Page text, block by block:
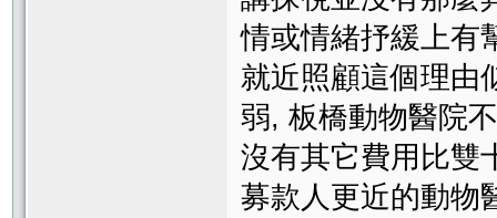
情或情緒抒緩上有
就近照顧這個理由
弱, 板橋動物醫院
沒有其它費用比雙
募款人更近的動物